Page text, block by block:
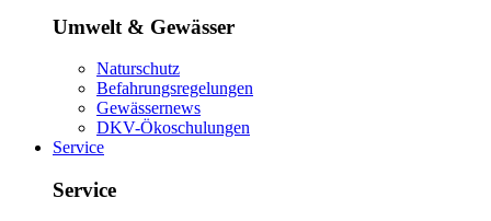
Umwelt & Gewässer
Naturschutz
Befahrungsregelungen
Gewässernews
DKV-Ökoschulungen
Service
Service